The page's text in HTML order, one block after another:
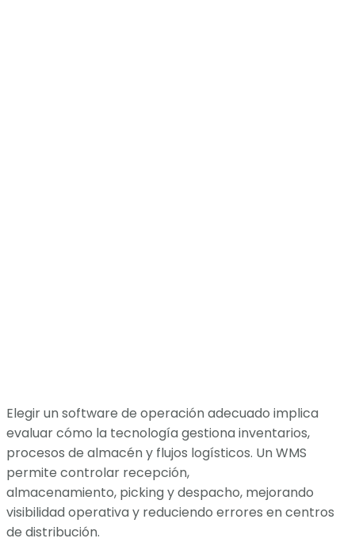
Elegir un software de operación adecuado implica
evaluar cómo la tecnología gestiona inventarios,
procesos de almacén y flujos logísticos. Un WMS
permite controlar recepción,
almacenamiento, picking y despacho, mejorando
visibilidad operativa y reduciendo errores en centros
de distribución.